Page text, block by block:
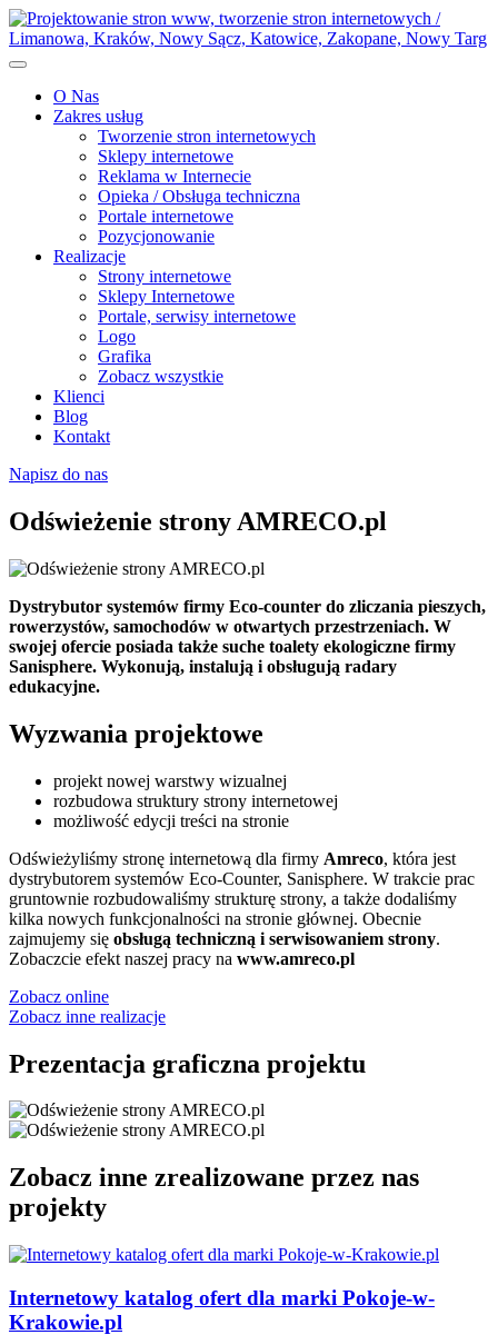
O Nas
Zakres usług
Tworzenie stron internetowych
Sklepy internetowe
Reklama w Internecie
Opieka / Obsługa techniczna
Portale internetowe
Pozycjonowanie
Realizacje
Strony internetowe
Sklepy Internetowe
Portale, serwisy internetowe
Logo
Grafika
Zobacz wszystkie
Klienci
Blog
Kontakt
Napisz do nas
Odświeżenie strony AMRECO.pl
Dystrybutor systemów firmy Eco-counter do zliczania pieszych,
rowerzystów, samochodów w otwartych przestrzeniach. W
swojej ofercie posiada także suche toalety ekologiczne firmy
Sanisphere. Wykonują, instalują i obsługują radary
edukacyjne.
Wyzwania projektowe
projekt nowej warstwy wizualnej
rozbudowa struktury strony internetowej
możliwość edycji treści na stronie
Odświeżyliśmy stronę internetową dla firmy Amreco, która jest
dystrybutorem systemów Eco-Counter, Sanisphere. W trakcie prac
gruntownie rozbudowaliśmy strukturę strony, a także dodaliśmy
kilka nowych funkcjonalności na stronie głównej. Obecnie
zajmujemy się obsługą techniczną i serwisowaniem strony.
Zobaczcie efekt naszej pracy na www.amreco.pl
Zobacz online
Zobacz inne realizacje
Prezentacja graficzna projektu
Zobacz inne zrealizowane przez nas
projekty
Internetowy katalog ofert dla marki Pokoje-w-
Krakowie.pl